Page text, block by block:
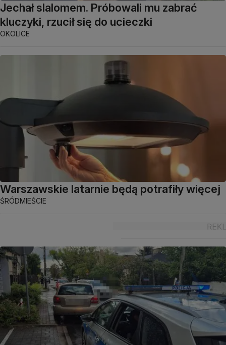
Jechał slalomem. Próbowali mu zabrać
kluczyki, rzucił się do ucieczki
OKOLICE
Warszawskie latarnie będą potrafiły więcej
ŚRÓDMIEŚCIE